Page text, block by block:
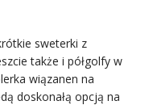
sweterki z
także i półgolfy w
wiązanen na
doskonałą opcją na